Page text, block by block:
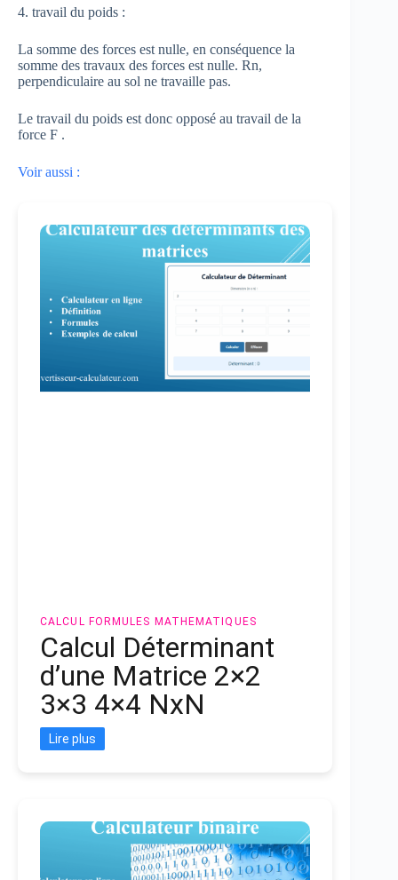
4. travail du poids :
La somme des forces est nulle, en conséquence la
somme des travaux des forces est nulle. Rn,
perpendiculaire au sol ne travaille pas.
Le travail du poids est donc opposé au travail de la
force F .
Voir aussi :
CALCUL FORMULES MATHEMATIQUES
Calcul Déterminant
d’une Matrice 2×2
3×3 4×4 NxN
Lire plus